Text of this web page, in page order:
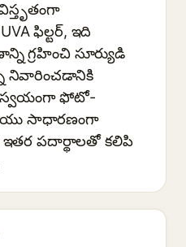
ఫిల్టర్, ఇది
గ్రహించి సూర్యుడి
నివారించడానికి
స్వయంగా ఫోటో-
సాధారణంగా
ఇతర పదార్థాలతో కలిపి